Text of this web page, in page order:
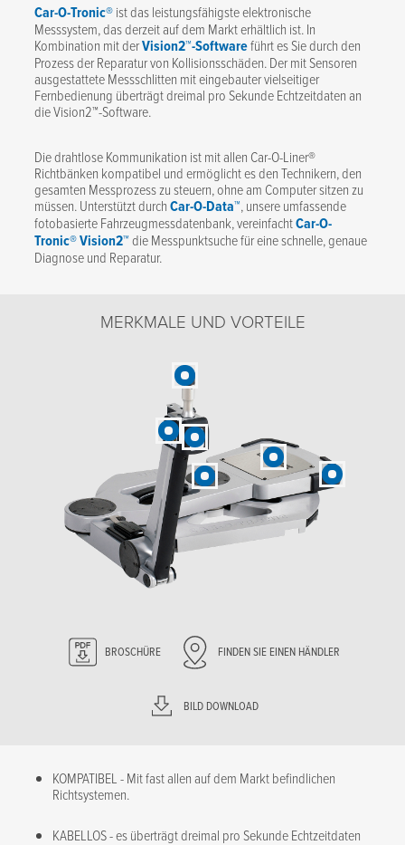
Car-O-Tronic®ist das leistungsfähigste elektronische
Messsystem, das derzeit auf dem Markt erhältlich ist. In
Kombination mit derVision2™-Softwareführt es Sie durch den
Prozess der Reparatur von Kollisionsschäden. Der mit Sensoren
ausgestattete Messschlitten mit eingebauter vielseitiger
Fernbedienung überträgt dreimal pro Sekunde Echtzeitdaten an
die Vision2™-Software.
Die drahtlose Kommunikation ist mit allen Car-O-Liner®
Richtbänken kompatibel und ermöglicht es den Technikern, den
gesamten Messprozess zu steuern, ohne am Computer sitzen zu
müssen. Unterstützt durchCar-O-Data™, unsere umfassende
fotobasierte Fahrzeugmessdatenbank, vereinfachtCar-O-
Tronic® Vision2™die Messpunktsuche für eine schnelle, genaue
Diagnose und Reparatur.
MERKMALE UND VORTEILE
BROSCHÜRE FINDEN SIE EINEN HÄNDLER
BILD DOWNLOAD
KOMPATIBEL - Mit fast allen auf dem Markt befindlichen
Richtsystemen.
KABELLOS - es überträgt dreimal pro Sekunde Echtzeitdaten